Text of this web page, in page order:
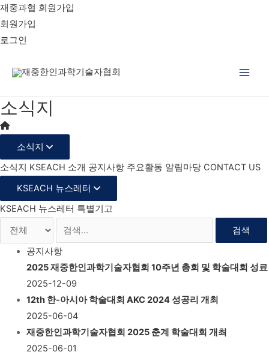
재중과협 회원가입
회원가입
로그인
소식지
소식지
소식지 KSEACH 소개 공지사항 주요활동 알림마당 CONTACT US
KSEACH 뉴스레터
KSEACH 뉴스레터 특별기고
검색
공지사항
2025 재중한인과학기술자협회 10주년 총회 및 학술대회 성료
2025-12-09
12th 한-아시아 학술대회 AKC 2024 성공리 개최
2025-06-04
재중한인과학기술자협회 2025 춘계 학술대회 개최
2025-06-01